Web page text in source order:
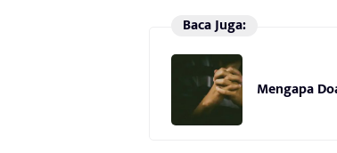
Baca Juga:
Mengapa